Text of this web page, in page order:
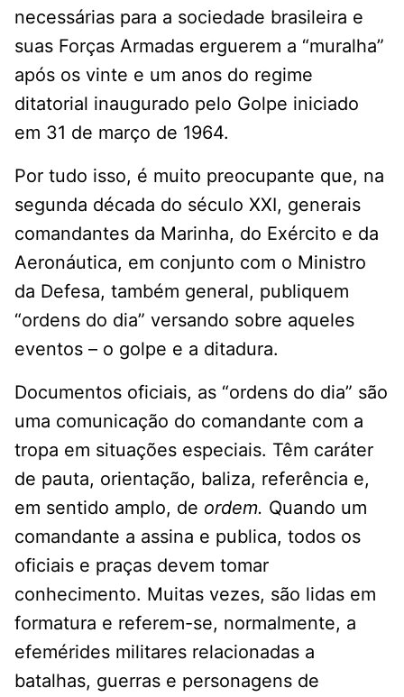
necessárias para a sociedade brasileira e
suas Forças Armadas erguerem a “muralha”
após os vinte e um anos do regime
ditatorial inaugurado pelo Golpe iniciado
em 31 de março de 1964.
Por tudo isso, é muito preocupante que, na
segunda década do século XXI, generais
comandantes da Marinha, do Exército e da
Aeronáutica, em conjunto com o Ministro
da Defesa, também general, publiquem
“ordens do dia” versando sobre aqueles
eventos – o golpe e a ditadura.
Documentos oficiais, as “ordens do dia” são
uma comunicação do comandante com a
tropa em situações especiais. Têm caráter
de pauta, orientação, baliza, referência e,
em sentido amplo, de ordem. Quando um
comandante a assina e publica, todos os
oficiais e praças devem tomar
conhecimento. Muitas vezes, são lidas em
formatura e referem-se, normalmente, a
efemérides militares relacionadas a
batalhas, guerras e personagens de